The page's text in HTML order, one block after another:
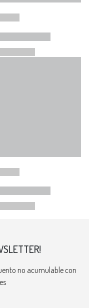
no acumulable con